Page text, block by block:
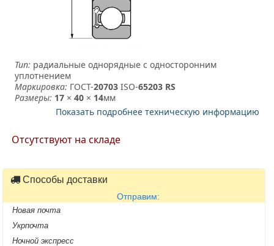
Тип: радиальные однорядные с односторонним
уплотнением
Маркировка: ГОСТ-20703 ­ ISO-65203 RS
Размеры: 17 ×40 × 14мм
Показать подробнее техническую информацию
Отсутствуют на складе
Способы доставки
Отправим:
Новая почта
Укрпочта
Ночной экспресс